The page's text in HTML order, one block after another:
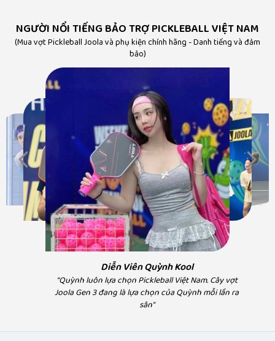
NGƯỜI NỔI TIẾNG BẢO TRỢ PICKLEBALL VIỆT NAM
(Mua vợt Pickleball Joola và phụ kiện chính hãng - Danh tiếng và đảm
bảo)
Diễn Viên Huỳnh Anh
"Có thể bạn chưa biết,
Pickleball.vn chính là nhà
phân phối chính thức
liên hệ họ để trở thành
cộng tác viên hoặc đại lý."
Á Hậu Huyền My
"Mua vợt Pickleball và phụ kiện tại
Pickleball Việt Nam rất yên tâm vì
sản phẩm chính hãng, chế độ bảo
hành rất tốt, uy tín"
Diễn Viên Quỳnh Kool
"Quỳnh luôn lựa chọn Pickleball Việt Nam. Cây vợt
Joola Gen 3 đang là lựa chọn của Quỳnh mỗi lần ra
sân"
Ca sĩ Hà Myo
"Hà Myo lựa chọn Pickleball Việt
đơn vị uy tín, chính hãng đảm bảo
và phục vụ tận tâm"
DV Hà Hương -
Nguyệt phía
bầu trời
chọn Pickleball Việt
vì sản phẩm chính
đảm bảo, làm việc